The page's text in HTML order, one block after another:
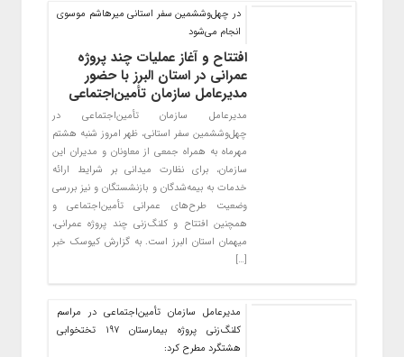
در چهل‌وششمین سفر استانی میرهاشم موسوی
انجام می‌شود
افتتاح و آغاز عملیات چند پروژه
عمرانی در استان البرز با حضور
مدیرعامل سازمان تأمین‌اجتماعی
مدیرعامل سازمان تأمین‌اجتماعی در
چهل‌وششمین سفر استانی، ظهر امروز شنبه هشتم
مهرماه به همراه جمعی از معاونان و مدیران این
سازمان، برای نظارت میدانی بر شرایط ارائه
خدمات به بیمه‌شدگان و بازنشستگان و نیز بررسی
وضعیت طرح‌های عمرانی تأمین‌اجتماعی و
همچنین افتتاح و کلنگ‌زنی چند پروژه‌ عمرانی،
میهمان استان البرز است. به گزارش کیوسک خبر
[…]
مدیرعامل سازمان تأمین‌اجتماعی در مراسم
کلنگ‌زنی پروژه بیمارستان 197 تختخوابی
هشتگرد مطرح کرد: